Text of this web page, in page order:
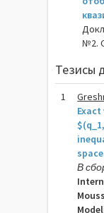
№2.
Тезисы
1
В